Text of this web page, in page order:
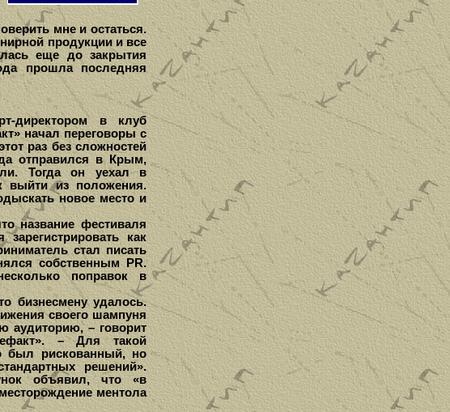
мне и остаться.
продукции и все
еще до закрытия
прошла последняя
директором в клуб
начал переговоры с
раз без сложностей
отправился в Крым,
Тогда он уехал в
выйти из положения.
новое место и
название фестиваля
зарегистрировать как
стал писать
собственным PR.
поправок в
бизнесмену удалось.
своего шампуня
аудиторию, – говорит
– Для такой
был рискованный, но
решений».
объявил, что «в
ментола